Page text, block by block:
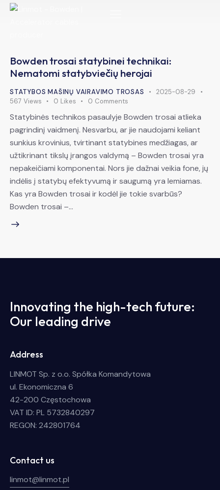
Bowden trosai statybinei technikai:
Nematomi statybviečių herojai
STATYBOS MAŠINŲ VAIRAVIMO TROSAS
2025-08-29
567 Views 0 Likes 0 Comments
Statybinės technikos pasaulyje Bowden trosai atlieka
pagrindinį vaidmenį. Nesvarbu, ar jie naudojami keliant
sunkius krovinius, tvirtinant statybines medžiagas, ar
užtikrinant tikslų įrangos valdymą – Bowden trosai yra
nepakeičiami komponentai. Nors jie dažnai veikia fone, jų
indėlis į statybų efektyvumą ir saugumą yra lemiamas.
Kas yra Bowden trosai ir kodėl jie tokie svarbūs?
Bowden trosai –…
Innovating the high-tech future:
Our leading drive
Address
LINMOT Sp. z o.o. Spółka Komandytowa
ul. Ekonomiczna 6
42-200 Częstochowa
VAT ID: PL 5732840297
REGON: 242801764
Contact us
linmot@linmot.pl